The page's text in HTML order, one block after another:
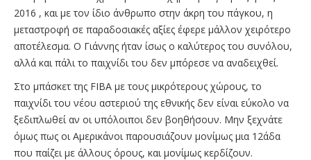
2016 , και με τον ίδιο άνθρωπο στην άκρη του πάγκου, η
μεταστροφή σε παραδοσιακές αξίες έφερε μάλλον χειρότερο
αποτέλεσμα. Ο Γιάννης ήταν ίσως ο καλύτερος του συνόλου,
αλλά και πάλι το παιχνίδι του δεν μπόρεσε να αναδειχθεί.
Στο μπάσκετ της FIBA με τους μικρότερους χώρους, το
παιχνίδι του νέου αστεριού της εθνικής δεν είναι εύκολο να
ξεδιπλωθεί αν οι υπόλοιποι δεν βοηθήσουν. Μην ξεχνάτε
όμως πως οι Αμερικάνοι παρουσιάζουν μονίμως μια 12άδα
που παίζει με άλλους όρους, και μονίμως κερδίζουν.